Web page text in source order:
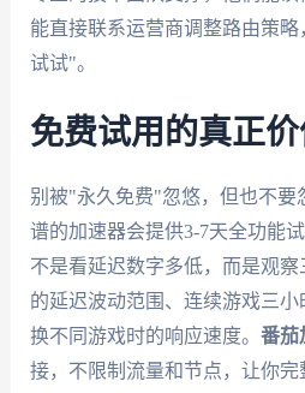
能直接联系运营商调整路由策
试试"。
免费试用的真正
别被"永久免费"忽悠，但也不要
谱的加速器会提供3-7天全功能
不是看延迟数字多低，而是观
的延迟波动范围、连续游戏三
换不同游戏时的响应速度。 番茄
接，不限制流量和节点，让你